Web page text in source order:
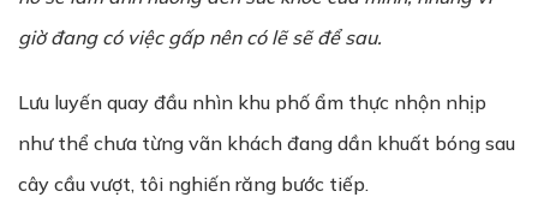
giờ đang có việc gấp nên có lẽ sẽ để sau.
Lưu luyến quay đầu nhìn khu phố ẩm thực nhộn nhịp
như thể chưa từng vãn khách đang dần khuất bóng sau
cây cầu vượt, tôi nghiến răng bước tiếp.